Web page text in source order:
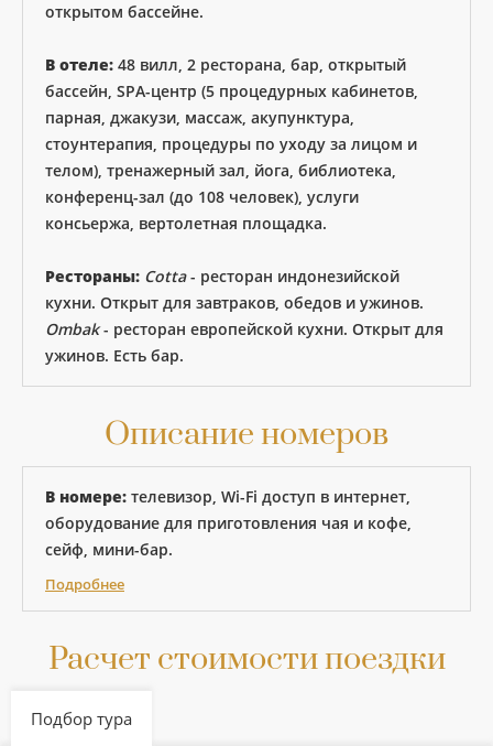
открытом бассейне.
В отеле: 48 вилл, 2 ресторана, бар, открытый
бассейн, SPA-центр (5 процедурных кабинетов,
парная, джакузи, массаж, акупунктура,
стоунтерапия, процедуры по уходу за лицом и
телом), тренажерный зал, йога, библиотека,
конференц-зал (до 108 человек), услуги
консьержа, вертолетная площадка.
Рестораны: Cotta- ресторан индонезийской
кухни. Открыт для завтраков, обедов и ужинов.
Ombak- ресторан европейской кухни. Открыт для
ужинов. Есть бар.
Описание номеров
В номере: телевизор, Wi-Fi доступ в интернет,
оборудование для приготовления чая и кофе,
сейф, мини-бар.
Подробнее
Расчет стоимости поездки
Подбор тура